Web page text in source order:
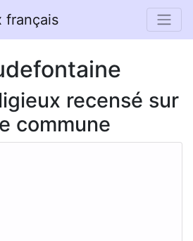
français
recensé sur
commune